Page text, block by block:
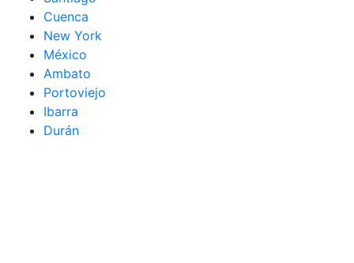
Cuenca
New York
México
Ambato
Portoviejo
Ibarra
Durán